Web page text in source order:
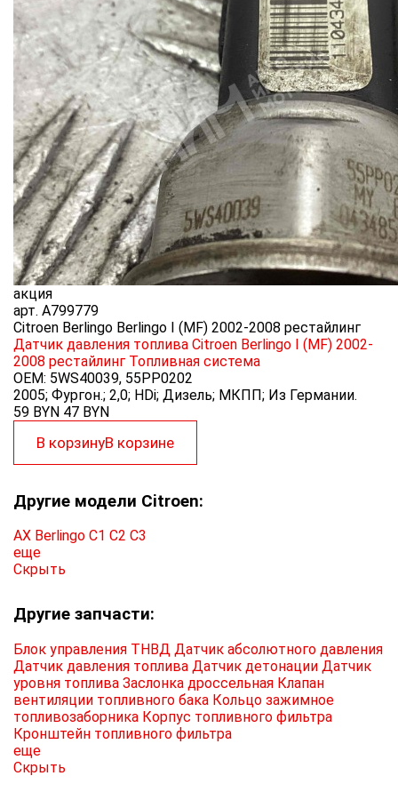
акция
арт. A799779
Citroen Berlingo Berlingo I (MF) 2002-2008 рестайлинг
Датчик давления топлива Citroen Berlingo I (MF) 2002-
2008 рестайлинг Топливная система
OEM: 5WS40039, 55PP0202
2005; Фургон.; 2,0; HDi; Дизель; МКПП; Из Германии.
59 BYN 47 BYN
В корзинуВ корзине
Другие модели Citroen:
AX Berlingo C1 C2 C3
еще
Скрыть
Другие запчасти:
Блок управления ТНВД Датчик абсолютного давления
Датчик давления топлива Датчик детонации Датчик
уровня топлива Заслонка дроссельная Клапан
вентиляции топливного бака Кольцо зажимное
топливозаборника Корпус топливного фильтра
Кронштейн топливного фильтра
еще
Скрыть